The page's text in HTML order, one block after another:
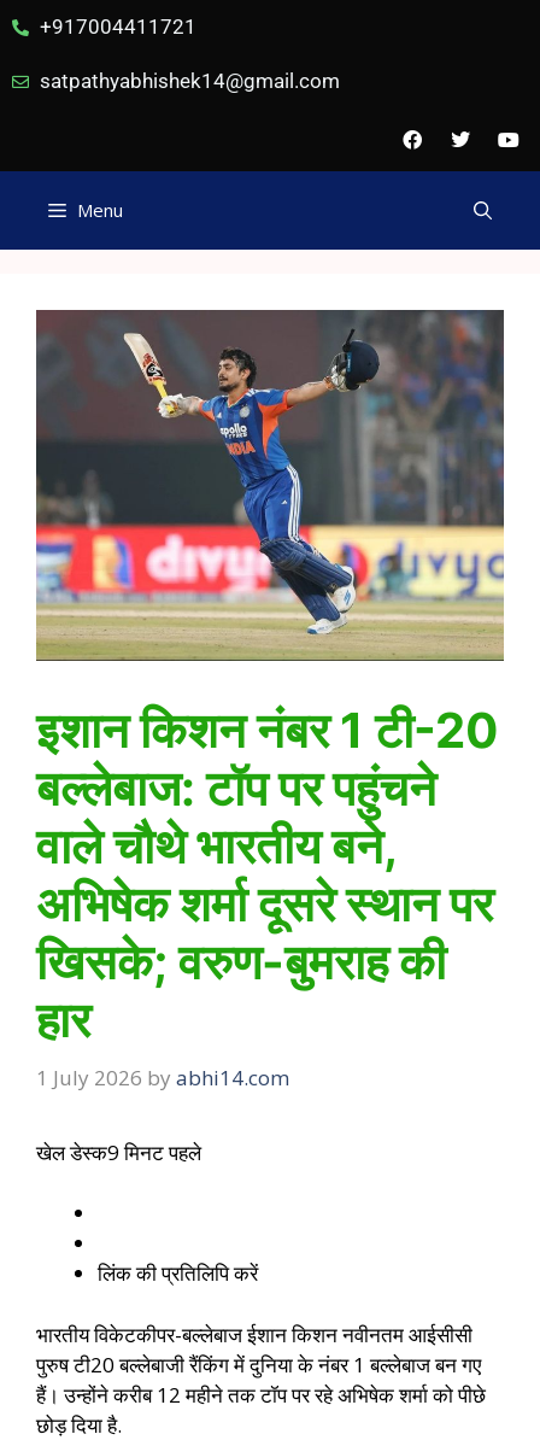
+917004411721
satpathyabhishek14@gmail.com
Menu
इशान किशन नंबर 1 टी-20
बल्लेबाज: टॉप पर पहुंचने
वाले चौथे भारतीय बने,
अभिषेक शर्मा दूसरे स्थान पर
खिसके; वरुण-बुमराह की
हार
1 July 2026 by abhi14.com
खेल डेस्क9 मिनट पहले
लिंक की प्रतिलिपि करें
भारतीय विकेटकीपर-बल्लेबाज ईशान किशन नवीनतम आईसीसी
पुरुष टी20 बल्लेबाजी रैंकिंग में दुनिया के नंबर 1 बल्लेबाज बन गए
हैं। उन्होंने करीब 12 महीने तक टॉप पर रहे अभिषेक शर्मा को पीछे
छोड़ दिया है.